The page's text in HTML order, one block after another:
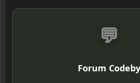
💬
Forum Codeby